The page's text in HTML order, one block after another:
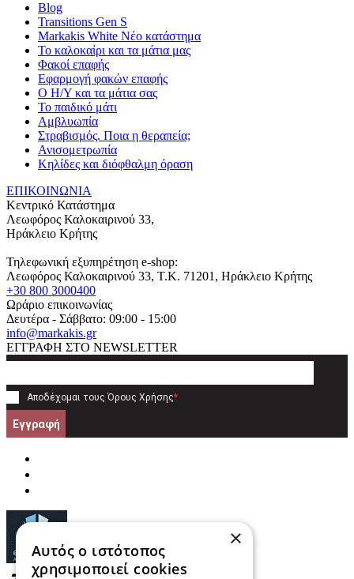
Blog
Transitions Gen S
Markakis White Νέο κατάστημα
Το καλοκαίρι και τα μάτια μας
Φακοί επαφής
Εφαρμογή φακών επαφής
Ο Η/Υ και τα μάτια σας
Το παιδικό μάτι
Αμβλυωπία
Στραβισμός. Ποια η θεραπεία;
Ανισομετρωπία
Κηλίδες και διόφθαλμη όραση
ΕΠΙΚΟΙΝΩΝΙΑ
Κεντρικό Κατάστημα
Λεωφόρος Καλοκαιρινού 33,
Ηράκλειο Κρήτης
Τηλεφωνική εξυπηρέτηση e-shop:
Λεωφόρος Καλοκαιρινού 33, T.K. 71201, Ηράκλειο Κρήτης
+30 800 3000400
Ωράριο επικοινωνίας
Δευτέρα - Σάββατο: 09:00 - 15:00
info@markakis.gr
ΕΓΓΡΑΦΗ ΣΤΟ NEWSLETTER
Αποδέχομαι τους Όρους Χρήσης*
Εγγραφή
×
Αυτός ο ιστότοπος
χρησιμοποιεί cookies